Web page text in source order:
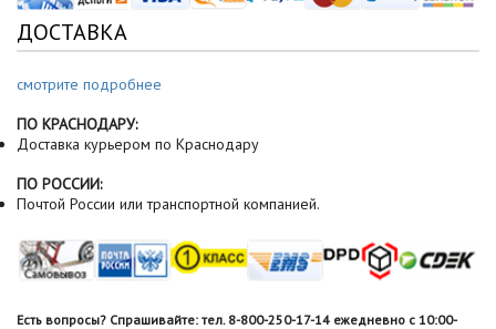
ДОСТАВКА
смотрите подробнее
ПО КРАСНОДАРУ:
Доставка курьером по Краснодару
ПО РОССИИ:
Почтой России или транспортной компанией.
Есть вопросы? Спрашивайте: тел. 8-800-250-17-14 ежедневно с 10:00-